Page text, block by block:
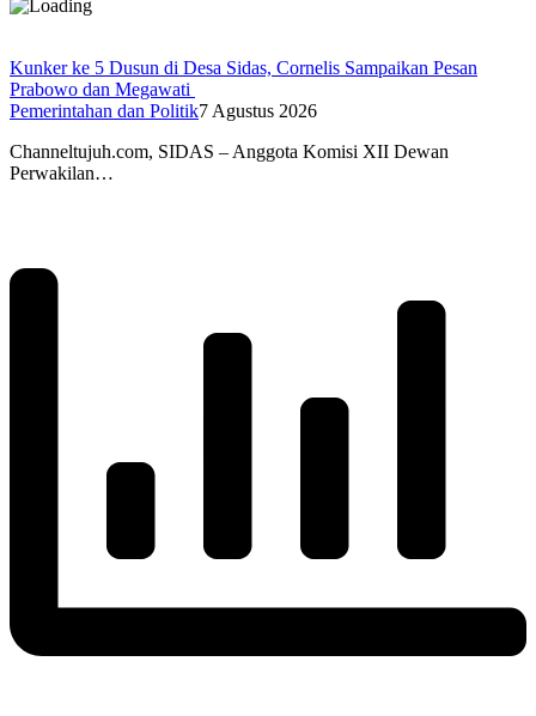
Kunker ke 5 Dusun di Desa Sidas, Cornelis Sampaikan Pesan
Prabowo dan Megawati
Pemerintahan dan Politik7 Agustus 2026
Channeltujuh.com, SIDAS – Anggota Komisi XII Dewan
Perwakilan…